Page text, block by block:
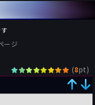
ージ
(8pt)